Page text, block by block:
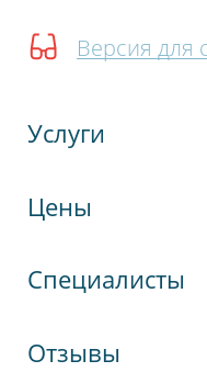
Версия для
Услуги
Цены
Специалисты
Отзывы